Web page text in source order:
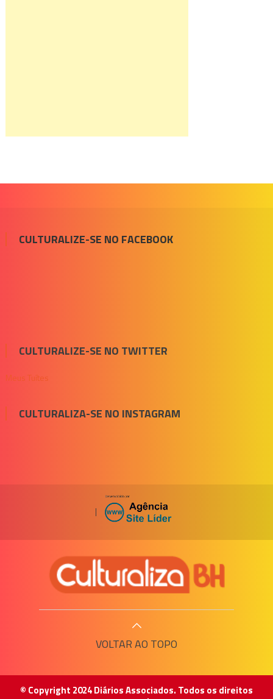
CULTURALIZE-SE NO FACEBOOK
CULTURALIZE-SE NO TWITTER
Meus Tuítes
CULTURALIZA-SE NO INSTAGRAM
|
VOLTAR AO TOPO
© Copyright 2024 Diários Associados. Todos os direitos